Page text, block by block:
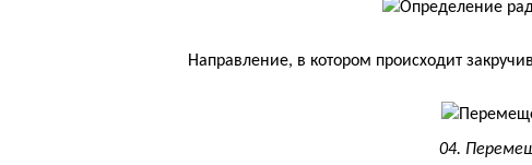
Направление, в котором происходит
04.